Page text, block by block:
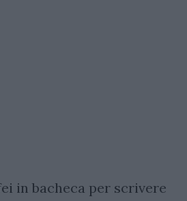
in bacheca per scrivere